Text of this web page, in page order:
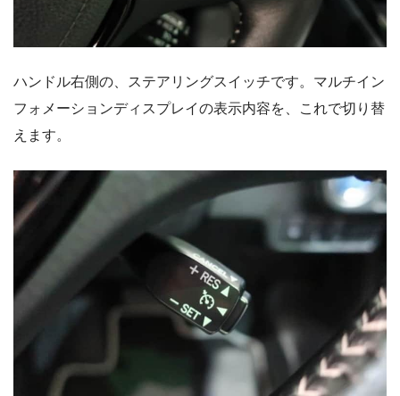
ハンドル右側の、ステアリングスイッチです。マルチイン
フォメーションディスプレイの表示内容を、これで切り替
えます。